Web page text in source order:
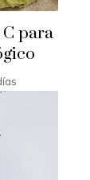
para